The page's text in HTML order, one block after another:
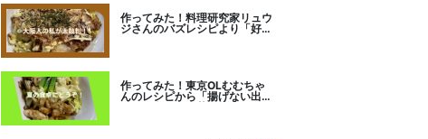
作ってみた！料理研究家リュウ
ジさんのバズレシピより「好み
作ってみた！東京OLむむちゃ
んのレシピから「揚げない出汁